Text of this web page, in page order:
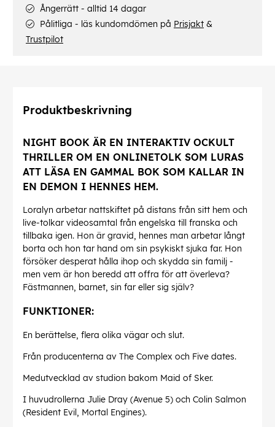
Ångerrätt - alltid 14 dagar
Pålitliga - läs kundomdömen på Prisjakt &
Trustpilot
Produktbeskrivning
NIGHT BOOK ÄR EN INTERAKTIV OCKULT
THRILLER OM EN ONLINETOLK SOM LURAS
ATT LÄSA EN GAMMAL BOK SOM KALLAR IN
EN DEMON I HENNES HEM.
Loralyn arbetar nattskiftet på distans från sitt hem och
live-tolkar videosamtal från engelska till franska och
tillbaka igen. Hon är gravid, hennes man arbetar långt
borta och hon tar hand om sin psykiskt sjuka far. Hon
försöker desperat hålla ihop och skydda sin familj -
men vem är hon beredd att offra för att överleva?
Fästmannen, barnet, sin far eller sig själv?
FUNKTIONER:
En berättelse, flera olika vägar och slut.
Från producenterna av The Complex och Five dates.
Medutvecklad av studion bakom Maid of Sker.
I huvudrollerna Julie Dray (Avenue 5) och Colin Salmon
(Resident Evil, Mortal Engines).